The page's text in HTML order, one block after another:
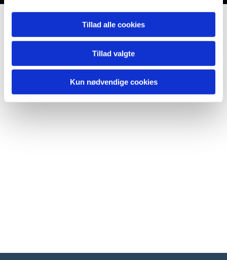
Tillad alle cookies
Tillad valgte
Kun nødvendige cookies